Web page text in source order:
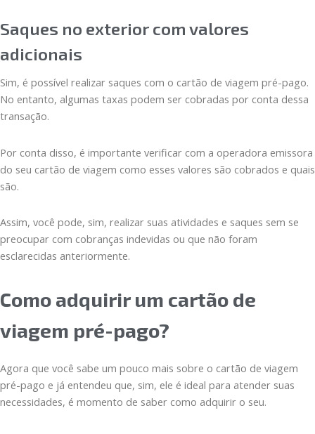
Saques no exterior com valores
adicionais
Sim, é possível realizar saques com o cartão de viagem pré-pago.
No entanto, algumas taxas podem ser cobradas por conta dessa
transação.
Por conta disso, é importante verificar com a operadora emissora
do seu cartão de viagem como esses valores são cobrados e quais
são.
Assim, você pode, sim, realizar suas atividades e saques sem se
preocupar com cobranças indevidas ou que não foram
esclarecidas anteriormente.
Como adquirir um cartão de
viagem pré-pago?
Agora que você sabe um pouco mais sobre o cartão de viagem
pré-pago e já entendeu que, sim, ele é ideal para atender suas
necessidades, é momento de saber como adquirir o seu.